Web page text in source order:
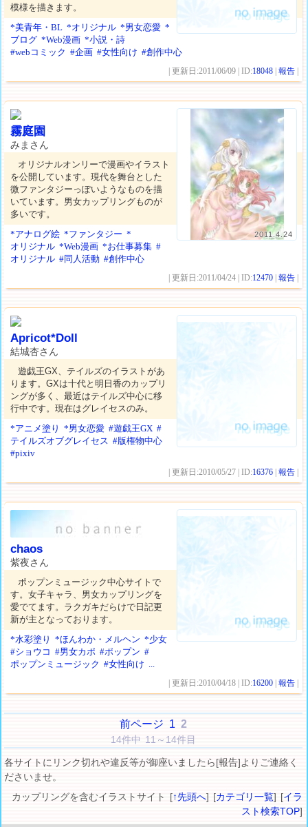
模様を描きます。
*美青年・BL *オリジナル *男女恋愛 *
ブログ *Web漫画 *小説・詩
#webコミック #企画 #女性向け #創作中心
| 更新日:2011/06/09 | ID:18048 |報告
2011.4.24
霧庭園
みまさん
オリジナルオンリーで漫画やイラスト
を公開しています。現代を舞台とした
微ファンタジーっぽいようなものを描
いています。男女カップリングものが
多いです。
*アナログ絵 *ファンタジー *
オリジナル *Web漫画 *お仕事募集 #
オリジナル #同人活動 #創作中心
| 更新日:2011/04/24 | ID:12470 |報告
Apricot*Doll
結城杏さん
遊戯王GX、テイルズのイラストがあ
ります。GXは十代と明日香のカップリ
ングが多く、最近はテイルズ中心に移
行中です。現在はグレイセスのみ。
*アニメ塗り
*男女恋愛 #遊戯王GX #
テイルズオブグレイセス #版権物中心
#pixiv
| 更新日:2010/05/27 | ID:16376 |報告
chaos
紫夜さん
ポップンミュージック中心サイトで
す。女子キャラ、男女カップリングを
愛でてます。ラクガキだらけで日記更
新が主となっております。
*水彩塗り
*ほんわか・メルヘン *少女
#ショウコ #男女カポ #ポップン #
ポップンミュージック #女性向け ...
| 更新日:2010/04/18 | ID:16200 |報告
前ページ 1 2
14件中 11～14件目
各サイトにリンク切れや違反等が御座いましたら[報告]よりご連絡く
ださいませ。
カップリングを含むイラストサイト [↑先頭へ] [カテゴリ一覧] [イラ
スト検索TOP]